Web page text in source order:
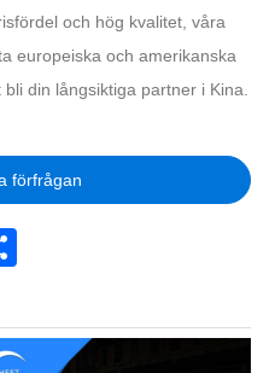
och hög kvalitet, våra
europeiska och amerikanska
din långsiktiga partner i Kina.
förfrågan